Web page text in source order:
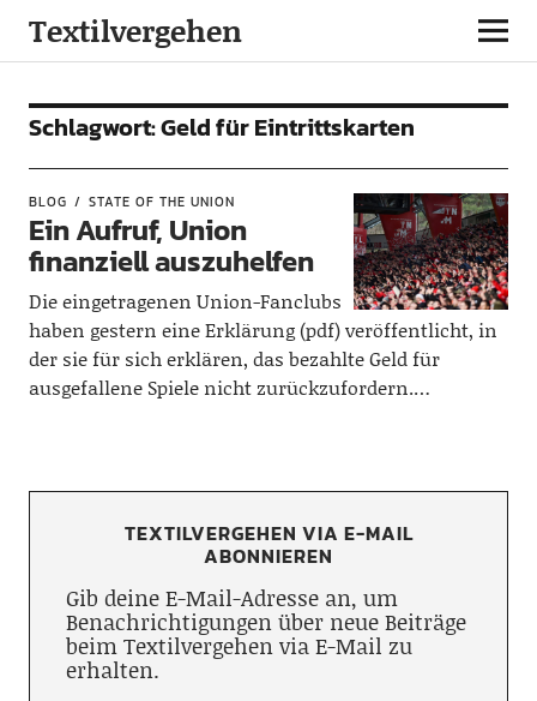
Textilvergehen
Schlagwort:Geld für Eintrittskarten
BLOG STATE OF THE UNION
Ein Aufruf, Union
finanziell auszuhelfen
Die eingetragenen Union-Fanclubs
haben gestern eine Erklärung (pdf) veröffentlicht, in
der sie für sich erklären, das bezahlte Geld für
ausgefallene Spiele nicht zurückzufordern.…
TEXTILVERGEHEN VIA E-MAIL
ABONNIEREN
Gib deine E-Mail-Adresse an, um
Benachrichtigungen über neue Beiträge
beim Textilvergehen via E-Mail zu
erhalten.